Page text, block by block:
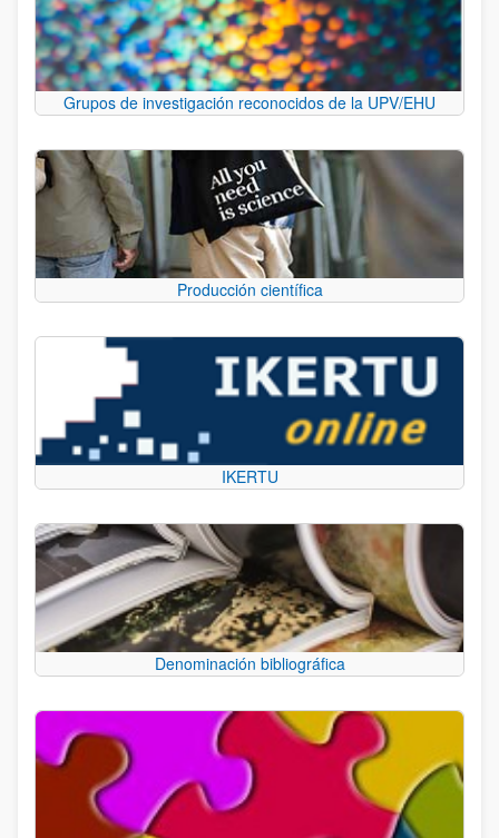
Grupos de investigación reconocidos de la UPV/EHU
Producción científica
IKERTU
Denominación bibliográfica